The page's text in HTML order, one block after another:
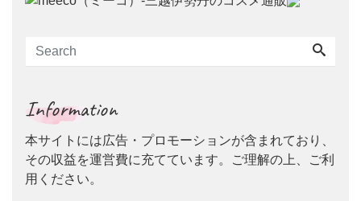
Information
本サイトには広告・プロモーションが含まれており、
その収益を運営費に充てています。ご理解の上、ご利
用ください。